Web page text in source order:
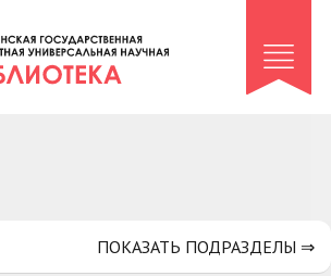
и сельдерей»
архив»
ПОКАЗАТЬ ПОДРАЗДЕЛЫ ⇒